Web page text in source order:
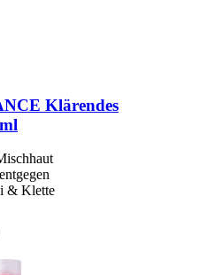
Klärendes
& Klette